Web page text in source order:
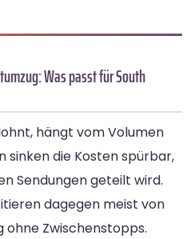
Was passt für South
hängt vom Volumen
sinken die Kosten spürbar,
Sendungen geteilt wird.
dagegen meist von
ohne Zwischenstopps.